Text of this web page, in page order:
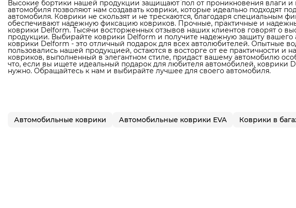
Высокие бортики нашей продукции защищают пол от проникновения влаги и
автомобиля позволяют нам создавать коврики, которые идеально подходят
автомобиля. Коврики не скользят и не трескаются, благодаря специальным
обеспечивают надежную фиксацию ковриков. Прочные, практичные и
коврики Delform. Тысячи восторженных отзывов наших клиентов говорят о
продукции. Выбирайте коврики Delform и получите надежную защиту вашего
коврики Delform - это отличный подарок для всех автолюбителей. Опытные
пользовались нашей продукцией, остаются в восторге от ее практичности и
ковриков, выполненный в элегантном стиле, придаст вашему автомобилю
что, если вы ищете идеальный подарок для любителя автомобилей, коврики
нужно. Обращайтесь к нам и выбирайте лучшее для своего автомобиля.
Автомобильные коврики Автомобильные коврики EVA Коврики в